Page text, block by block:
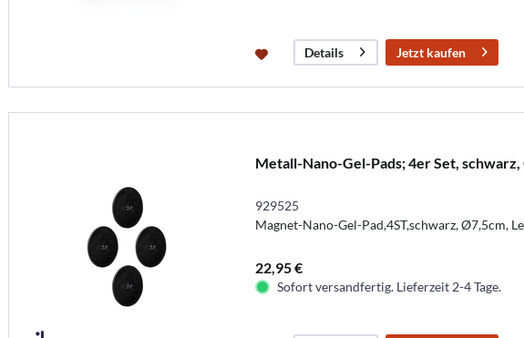
Details Jetzt kaufen
Metall-Nano-Gel-Pads; 4er Set, schwarz,
929525
Magnet-Nano-Gel-Pad,4ST,schwarz, Ø7,5cm,
22,95 €
Sofort versandfertig. Lieferzeit 2-4 Tage.